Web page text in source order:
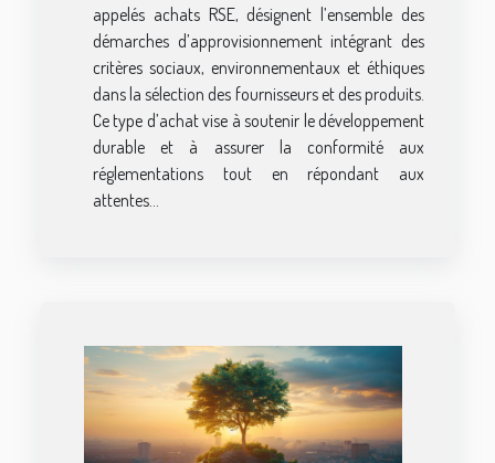
appelés achats RSE, désignent l’ensemble des
démarches d’approvisionnement intégrant des
critères sociaux, environnementaux et éthiques
dans la sélection des fournisseurs et des produits.
Ce type d’achat vise à soutenir le développement
durable et à assurer la conformité aux
réglementations tout en répondant aux
attentes...